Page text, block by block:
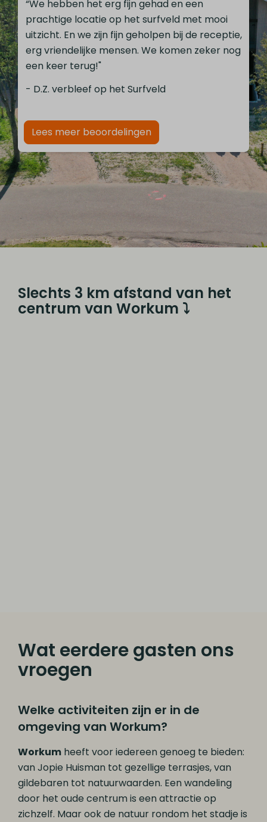
“We hebben het erg fijn gehad en een
prachtige locatie op het surfveld met mooi
uitzicht. En we zijn fijn geholpen bij de receptie,
erg vriendelijke mensen. We komen zeker nog
een keer terug!"
- D.Z. verbleef op het Surfveld
Lees meer beoordelingen
Slechts 3 km afstand van het
centrum van Workum ⤵
Wat eerdere gasten ons
vroegen
Welke activiteiten zijn er in de
omgeving van Workum?
Workum heeft voor iedereen genoeg te bieden:
van Jopie Huisman tot gezellige terrasjes, van
gildebaren tot natuurwaarden. Een wandeling
door het oude centrum is een attractie op
zichzelf. Maar ook de natuur rondom het stadje is